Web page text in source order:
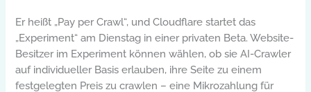
Er heißt „Pay per Crawl“, und Cloudflare startet das
„Experiment“ am Dienstag in einer privaten Beta. Website-
Besitzer im Experiment können wählen, ob sie AI-Crawler
auf individueller Basis erlauben, ihre Seite zu einem
festgelegten Preis zu crawlen – eine Mikrozahlung für